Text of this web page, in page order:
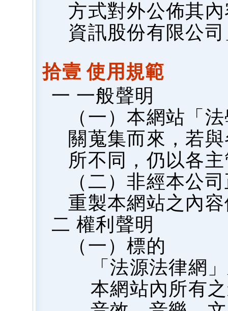
方式對外公佈其
資訊股份有限公
拾壹 使用規範
一 一般聲明
（一）本網站「
關蒐集而來，若
所不同，仍以各
（二）非經本公
重製本網站之內
二 權利聲明
（一）標的
「法源法律網
本網站內所有